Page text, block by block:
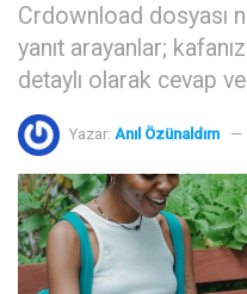
Crdownload dosyası
yanıt arayanlar;
detaylı olarak cevap
Yazar: Anıl Özünaldım